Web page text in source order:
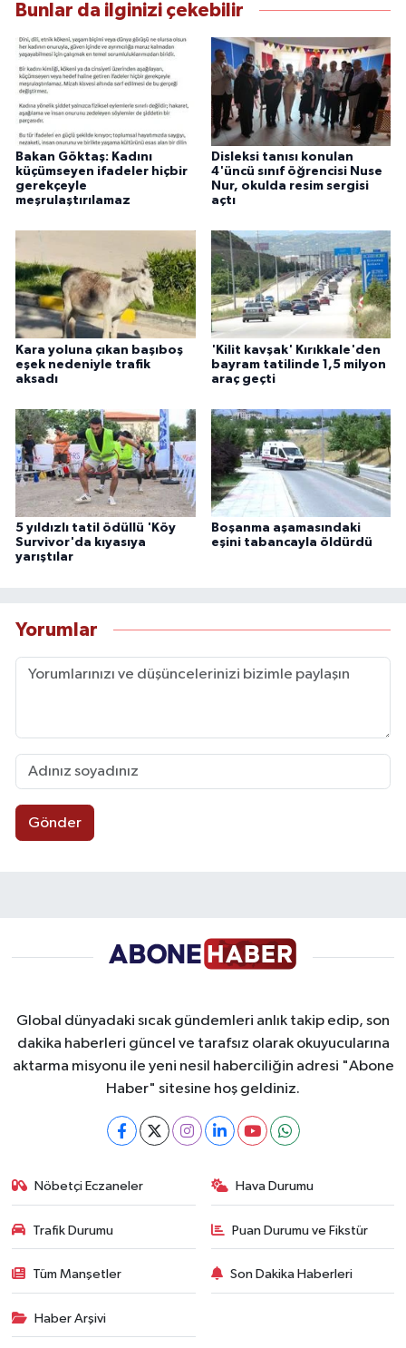
Bunlar da ilginizi çekebilir
Bakan Göktaş: Kadını
küçümseyen ifadeler hiçbir
gerekçeyle
meşrulaştırılamaz
Disleksi tanısı konulan
4'üncü sınıf öğrencisi Nuse
Nur, okulda resim sergisi
açtı
Kara yoluna çıkan başıboş
eşek nedeniyle trafik
aksadı
'Kilit kavşak' Kırıkkale'den
bayram tatilinde 1,5 milyon
araç geçti
5 yıldızlı tatil ödüllü 'Köy
Survivor'da kıyasıya
yarıştılar
Boşanma aşamasındaki
eşini tabancayla öldürdü
Yorumlar
Gönder
Global dünyadaki sıcak gündemleri anlık takip edip, son
dakika haberleri güncel ve tarafsız olarak okuyucularına
aktarma misyonu ile yeni nesil haberciliğin adresi "Abone
Haber" sitesine hoş geldiniz.
Nöbetçi Eczaneler Hava Durumu
Trafik Durumu Puan Durumu ve Fikstür
Tüm Manşetler Son Dakika Haberleri
Haber Arşivi